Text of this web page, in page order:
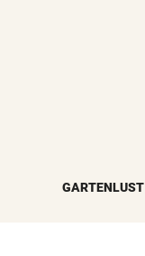
GARTENLUST